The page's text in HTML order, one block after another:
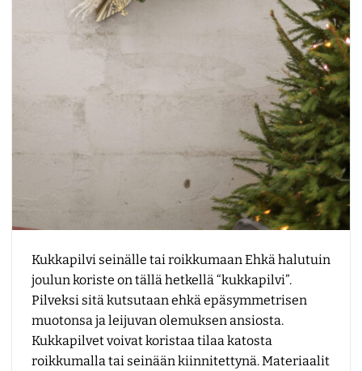
Kukkapilvi seinälle tai roikkumaan Ehkä halutuin
joulun koriste on tällä hetkellä “kukkapilvi”.
Pilveksi sitä kutsutaan ehkä epäsymmetrisen
muotonsa ja leijuvan olemuksen ansiosta.
Kukkapilvet voivat koristaa tilaa katosta
roikkumalla tai seinään kiinnitettynä. Materiaalit